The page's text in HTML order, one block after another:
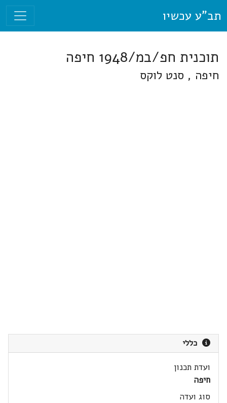
תב"ע עכשיו
תוכנית חפ/במ/1948 חיפה
חיפה , סנט לוקס
כללי
ועדת תכנון
חיפה
סוג ועדה